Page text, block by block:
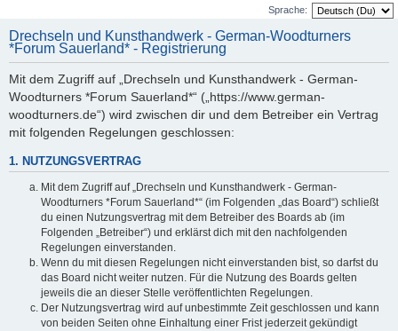
Sprache:
Drechseln und Kunsthandwerk - German-Woodturners
*Forum Sauerland* - Registrierung
Mit dem Zugriff auf „Drechseln und Kunsthandwerk - German-
Woodturners *Forum Sauerland*“ („https://www.german-
woodturners.de“) wird zwischen dir und dem Betreiber ein Vertrag
mit folgenden Regelungen geschlossen:
1. NUTZUNGSVERTRAG
Mit dem Zugriff auf „Drechseln und Kunsthandwerk - German-
Woodturners *Forum Sauerland*“ (im Folgenden „das Board“) schließt
du einen Nutzungsvertrag mit dem Betreiber des Boards ab (im
Folgenden „Betreiber“) und erklärst dich mit den nachfolgenden
Regelungen einverstanden.
Wenn du mit diesen Regelungen nicht einverstanden bist, so darfst du
das Board nicht weiter nutzen. Für die Nutzung des Boards gelten
jeweils die an dieser Stelle veröffentlichten Regelungen.
Der Nutzungsvertrag wird auf unbestimmte Zeit geschlossen und kann
von beiden Seiten ohne Einhaltung einer Frist jederzeit gekündigt